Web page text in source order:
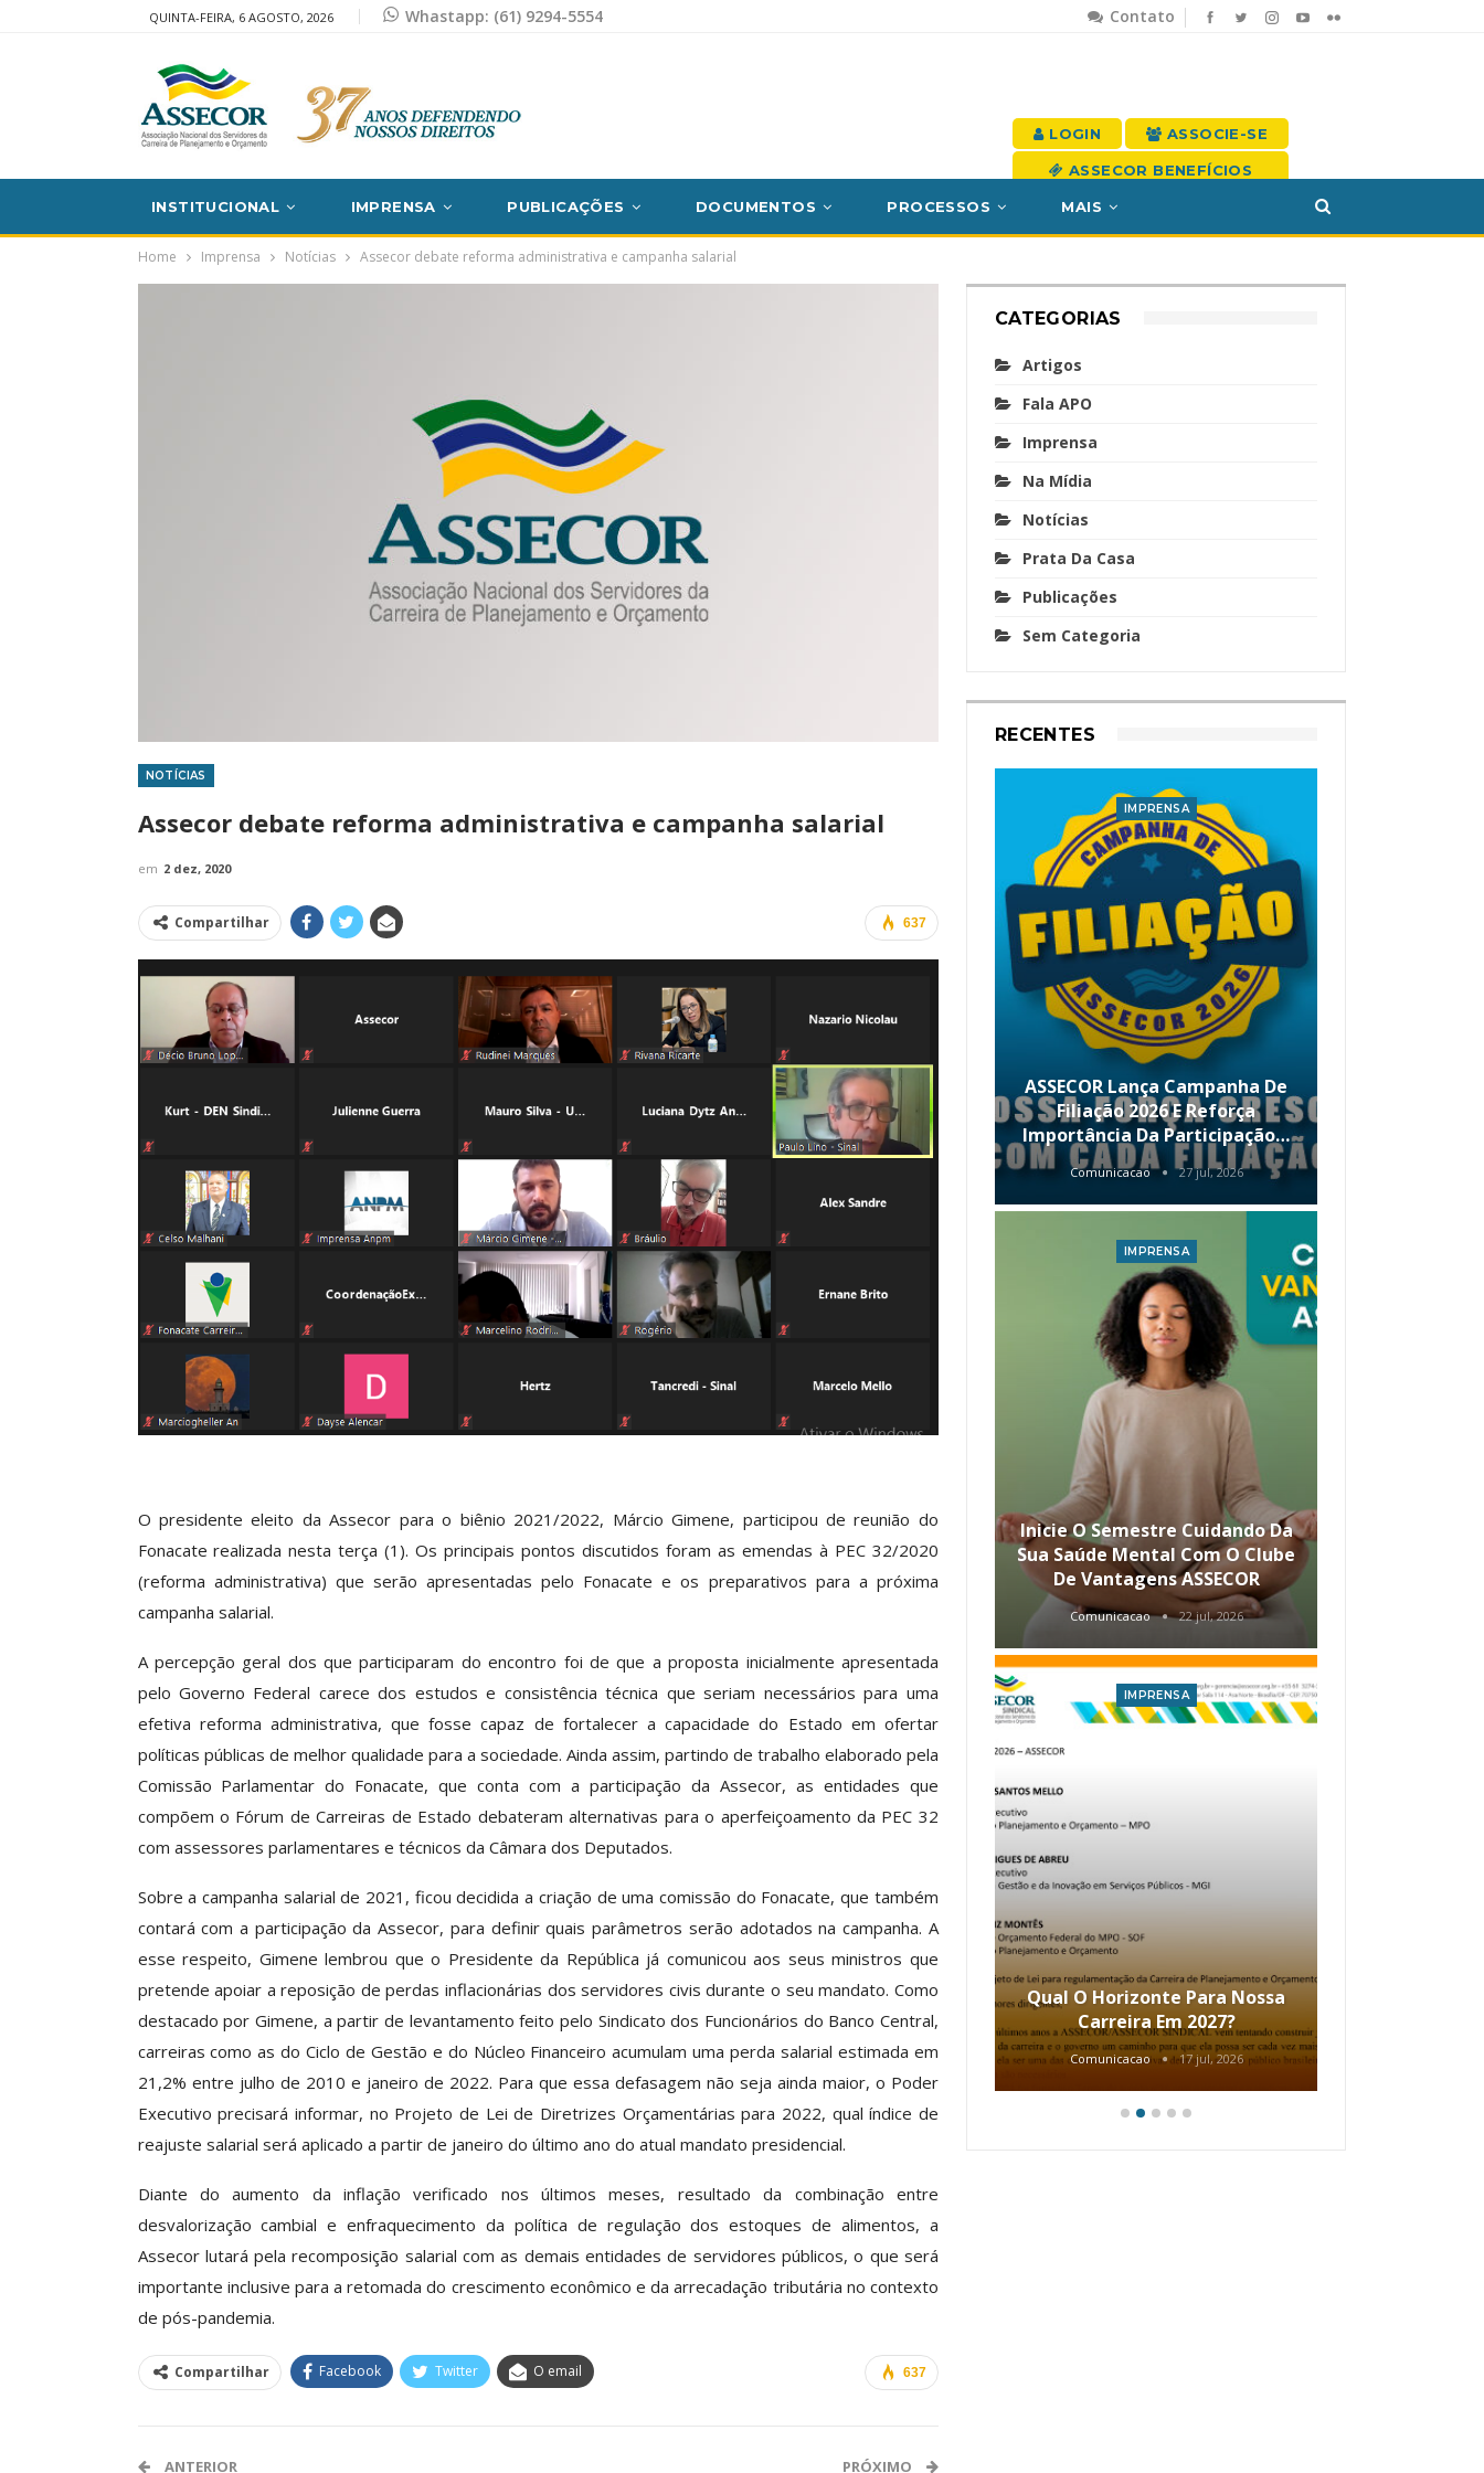
Contato
QUINTA-FEIRA, 6 AGOSTO, 2026 Whastapp: (61) 9294-5554
LOGIN ASSOCIE-SE
ASSECOR BENEFÍCIOS
INSTITUCIONAL IMPRENSA PUBLICAÇÕES DOCUMENTOS PROCESSOS MAIS
Home Imprensa Notícias Assecor debate reforma administrativa e campanha salarial
NOTÍCIAS
Assecor debate reforma administrativa e campanha salarial
em 2 dez, 2020
637
Compartilhar
O presidente eleito da Assecor para o biênio 2021/2022, Márcio Gimene, participou de reunião do
Fonacate realizada nesta terça (1). Os principais pontos discutidos foram as emendas à PEC 32/2020
(reforma administrativa) que serão apresentadas pelo Fonacate e os preparativos para a próxima
campanha salarial.
A percepção geral dos que participaram do encontro foi de que a proposta inicialmente apresentada
pelo Governo Federal carece dos estudos e consistência técnica que seriam necessários para uma
efetiva reforma administrativa, que fosse capaz de fortalecer a capacidade do Estado em ofertar
políticas públicas de melhor qualidade para a sociedade. Ainda assim, partindo de trabalho elaborado pela
Comissão Parlamentar do Fonacate, que conta com a participação da Assecor, as entidades que
compõem o Fórum de Carreiras de Estado debateram alternativas para o aperfeiçoamento da PEC 32
com assessores parlamentares e técnicos da Câmara dos Deputados.
Sobre a campanha salarial de 2021, ficou decidida a criação de uma comissão do Fonacate, que também
contará com a participação da Assecor, para definir quais parâmetros serão adotados na campanha. A
esse respeito, Gimene lembrou que o Presidente da República já comunicou aos seus ministros que
pretende apoiar a reposição de perdas inflacionárias dos servidores civis durante o seu mandato. Como
destacado por Gimene, a partir de levantamento feito pelo Sindicato dos Funcionários do Banco Central,
carreiras como as do Ciclo de Gestão e do Núcleo Financeiro acumulam uma perda salarial estimada em
21,2% entre julho de 2010 e janeiro de 2022. Para que essa defasagem não seja ainda maior, o Poder
Executivo precisará informar, no Projeto de Lei de Diretrizes Orçamentárias para 2022, qual índice de
reajuste salarial será aplicado a partir de janeiro do último ano do atual mandato presidencial.
Diante do aumento da inflação verificado nos últimos meses, resultado da combinação entre
desvalorização cambial e enfraquecimento da política de regulação dos estoques de alimentos, a
Assecor lutará pela recomposição salarial com as demais entidades de servidores públicos, o que será
importante inclusive para a retomada do crescimento econômico e da arrecadação tributária no contexto
de pós-pandemia.
637
Compartilhar Facebook Twitter O email
ANTERIOR PRÓXIMO
CATEGORIAS
Artigos
Fala APO
Imprensa
Na Mídia
Notícias
Prata Da Casa
Publicações
Sem Categoria
RECENTES
Reúne Dezenas De Escolas De
Idiomas Com Condições…
Comunicacao 29 jun, 2026
IMPRENSA
Da Mesa Nacional De
Negociação Permanente E
Reforça…
IMPRENSA
O Futuro Da Nossa Carreira Em
Debate
Comunicacao 23 jun, 2026
Presidente Da ASSECOR
Participa De Debate Sobre A
Unificação Das Carreiras Do…
Comunicacao
Categoria Unida Em Torno Dos
Valores Fundantes Da Ação
Sindical
IMPRENSA
Mais De Mil Procedimentos
Realizados No Primeiro
Semestre Mostram A
Importância…
Comunicacao 28 jul, 2026
IMPRENSA
ASSECOR Lança Campanha De
Filiação 2026 E Reforça
Importância Da Participação…
Comunicacao 27 jul, 2026
IMPRENSA
Inicie O Semestre Cuidando Da
Sua Saúde Mental Com O Clube
De Vantagens ASSECOR
Comunicacao 22 jul, 2026
IMPRENSA
Qual O Horizonte Para Nossa
Carreira Em 2027?
Comunicacao 17 jul, 2026